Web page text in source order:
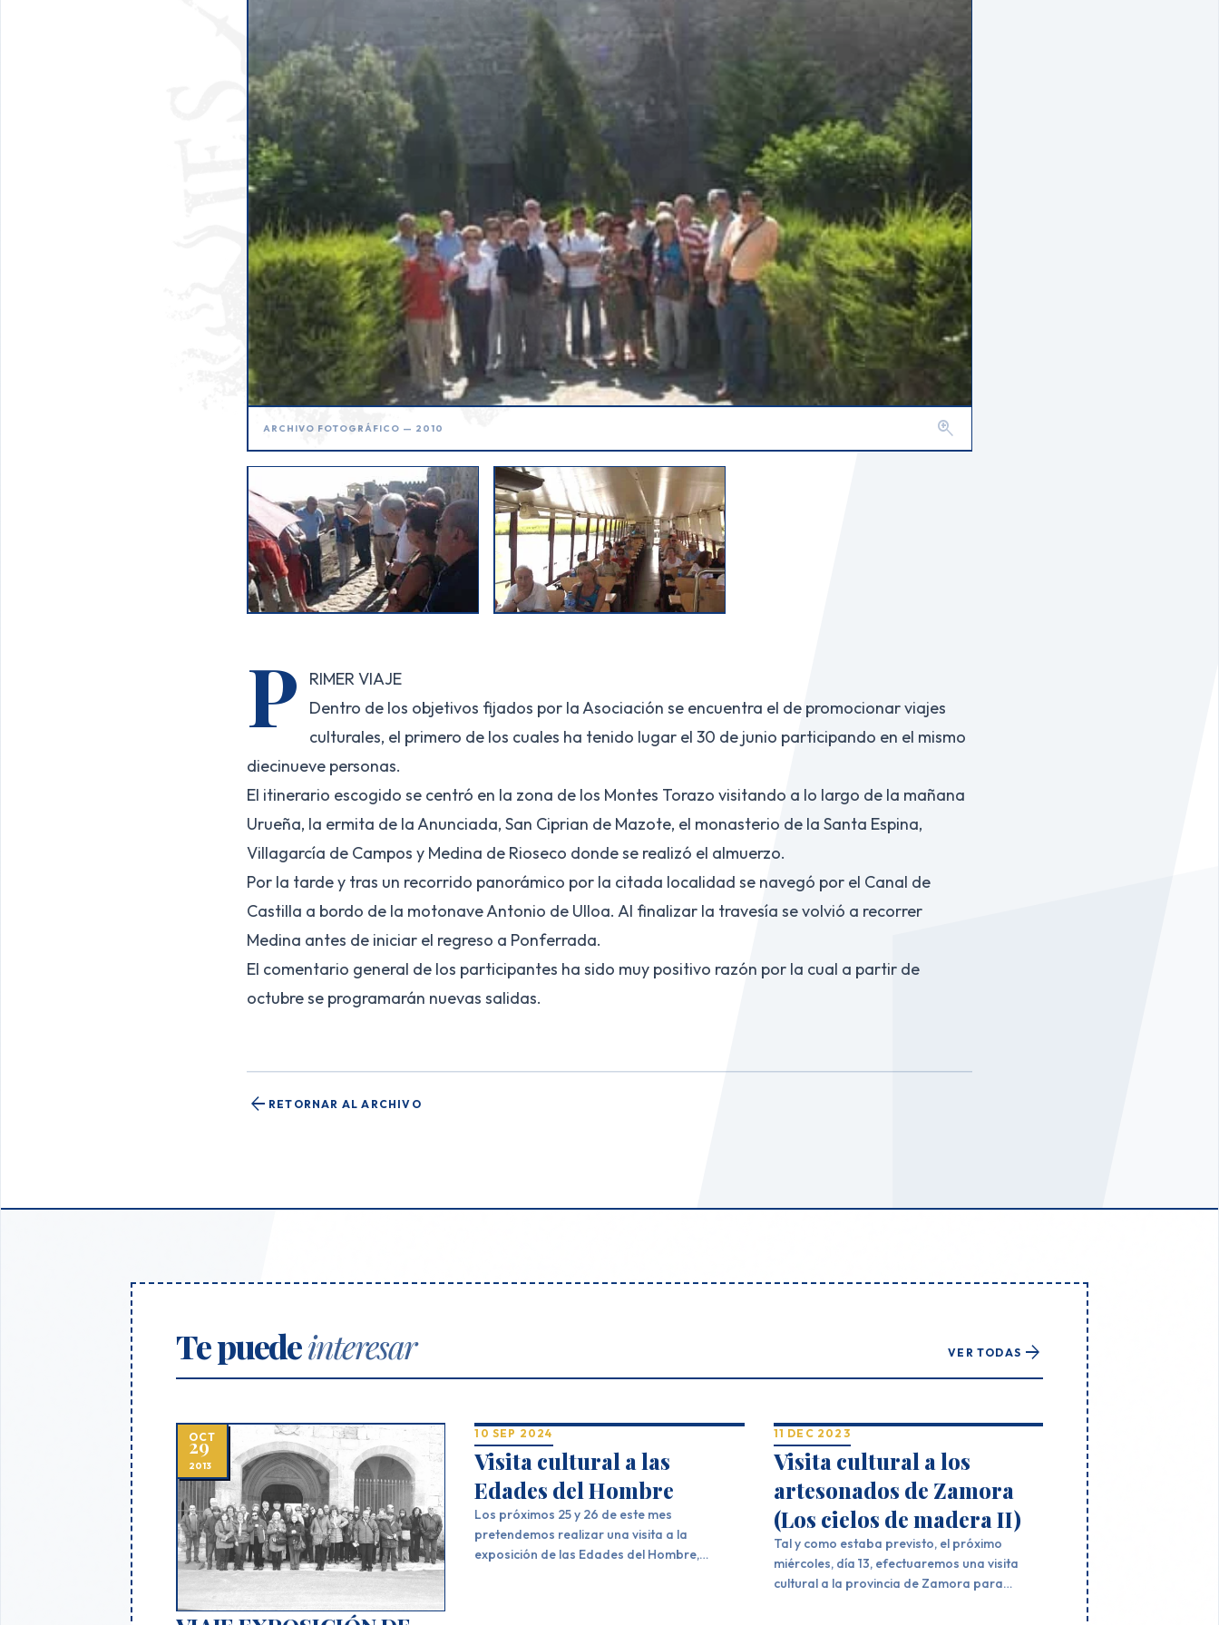
ARCHIVO FOTOGRÁFICO — 2010 zoom_in
P
RIMER VIAJE
Dentro de los objetivos fijados por la Asociación se encuentra el de promocionar viajes
culturales, el primero de los cuales ha tenido lugar el 30 de junio participando en el mismo
diecinueve personas.
El itinerario escogido se centró en la zona de los Montes Torazo visitando a lo largo de la mañana
Urueña, la ermita de la Anunciada, San Ciprian de Mazote, el monasterio de la Santa Espina,
Villagarcía de Campos y Medina de Rioseco donde se realizó el almuerzo.
Por la tarde y tras un recorrido panorámico por la citada localidad se navegó por el Canal de
Castilla a bordo de la motonave Antonio de Ulloa. Al finalizar la travesía se volvió a recorrer
Medina antes de iniciar el regreso a Ponferrada.
El comentario general de los participantes ha sido muy positivo razón por la cual a partir de
octubre se programarán nuevas salidas.
arrow_back RETORNAR AL ARCHIVO
Te puedeinteresar VER TODAS arrow_forward
OCT
29
2013
10 SEP 2024
Visita cultural a las
Edades del Hombre
Los próximos 25 y 26 de este mes
pretendemos realizar una visita a la
exposición de las Edades del Hombre,
11 DEC 2023
Visita cultural a los
artesonados de Zamora
(Los cielos de madera II)
Tal y como estaba previsto, el próximo
miércoles, día 13, efectuaremos una visita
cultural a la provincia de Zamora para